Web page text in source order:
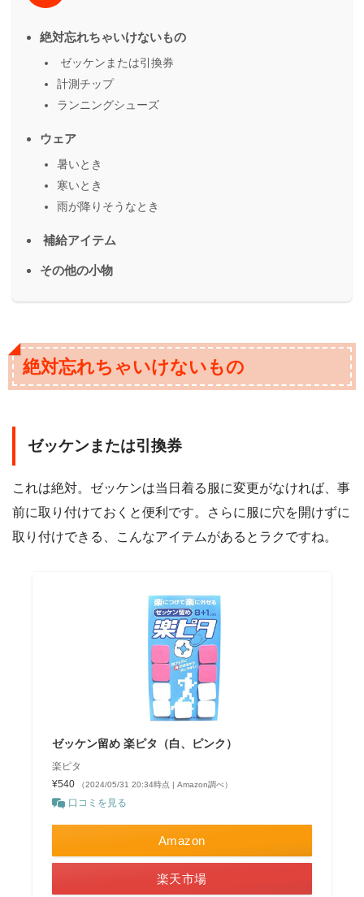
絶対忘れちゃいけないもの
ゼッケンまたは引換券
計測チップ
ランニングシューズ
ウェア
暑いとき
寒いとき
雨が降りそうなとき
補給アイテム
その他の小物
絶対忘れちゃいけないもの
ゼッケンまたは引換券
これは絶対。ゼッケンは当日着る服に変更がなければ、事
前に取り付けておくと便利です。さらに服に穴を開けずに
取り付けできる、こんなアイテムがあるとラクですね。
ゼッケン留め 楽ピタ（白、ピンク）
楽ピタ
¥540
（2024/05/31 20:34時点 | Amazon調べ）
口コミを見る
Amazon
楽天市場